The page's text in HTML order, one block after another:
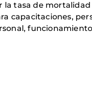
tasa de mortalidad
capacitaciones,